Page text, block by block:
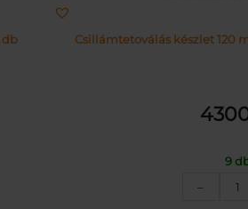
db
Csillámtetoválás készlet 120
9
–